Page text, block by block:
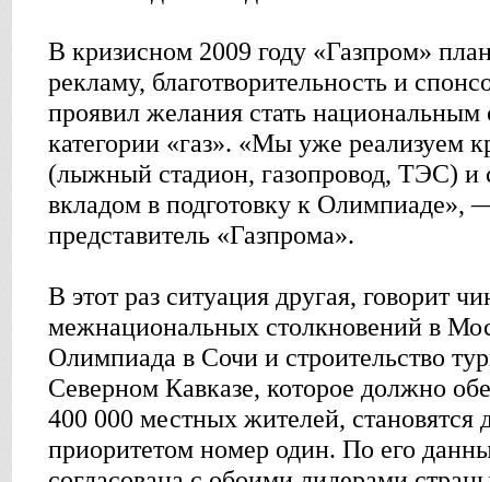
В кризисном 2009 году «Газпром»
рекламу, благотворительность и
проявил желания стать
категории «газ». «Мы уже реализуем
(лыжный стадион, газопровод, ТЭС) и
вкладом в подготовку к Олимпиаде»,
представитель «Газпрома».
В этот раз ситуация другая, говорит
межнациональных столкновений в
Олимпиада в Сочи и строительство
Северном Кавказе, которое должно
400 000 местных жителей, становятся
приоритетом номер один. По его